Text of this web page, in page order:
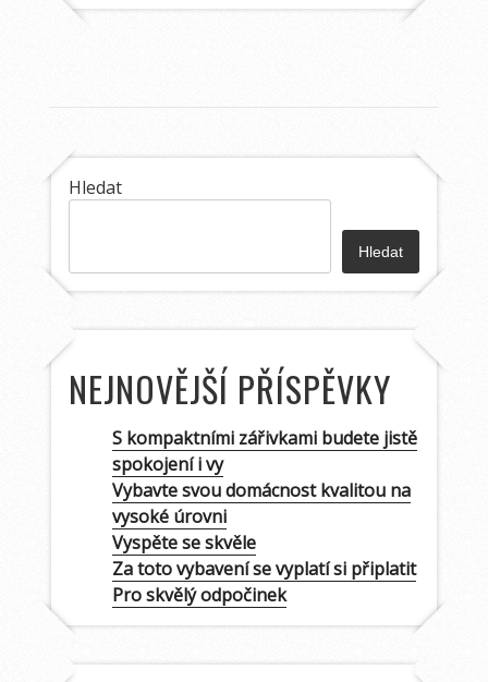
Hledat
Hledat
NEJNOVĚJŠÍ PŘÍSPĚVKY
S kompaktními zářivkami budete jistě
spokojení i vy
Vybavte svou domácnost kvalitou na
vysoké úrovni
Vyspěte se skvěle
Za toto vybavení se vyplatí si připlatit
Pro skvělý odpočinek